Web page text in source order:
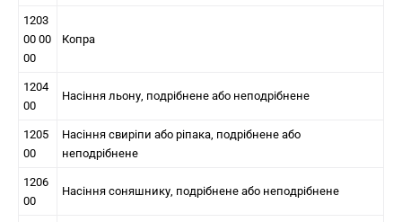
1203
00 00
00
Копра
1204
00
Насіння льону, подрібнене або неподрібнене
1205
00
Насіння свиріпи або ріпака, подрібнене або
неподрібнене
1206
00
Насіння соняшнику, подрібнене або неподрібнене